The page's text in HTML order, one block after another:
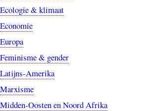
Ecologie & klimaat
Economie
Europa
Feminisme & gender
Latijns-Amerika
Marxisme
Midden-Oosten en Noord Afrika